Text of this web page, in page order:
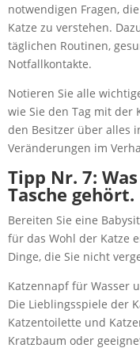
notwendigen Fragen,
Katze zu verstehen.
täglichen Routinen,
Notfallkontakte.
Notieren Sie alle
wie Sie den Tag mit der
den Besitzer über alles
Veränderungen im
Tipp Nr. 7:
Tasche gehört.
Bereiten Sie eine
für das Wohl der Katze
Dinge, die Sie nicht
Katzennapf für Wasser
Die Lieblingsspiele der
Katzentoilette und
Kratzbaum oder